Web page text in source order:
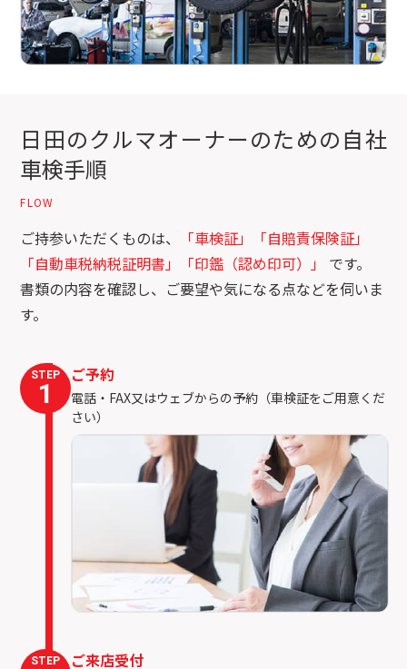
日田のクルマオーナーのための自社
車検手順
FLOW
ご持参いただくものは、
「車検証」「自賠責保険証」
「自動車税納税証明書」「印鑑（認め印可）」
です。
書類の内容を確認し、ご要望や気になる点などを伺いま
す。
STEP
1
ご予約
電話・FAX又はウェブからの予約（車検証をご用意くだ
さい）
STEP ご来店受付